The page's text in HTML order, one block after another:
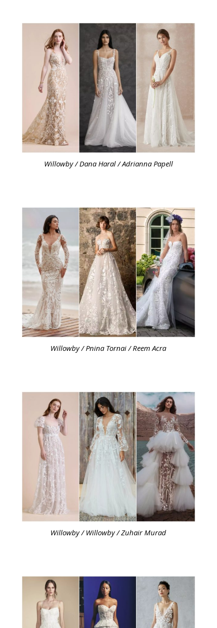
Willowby / Dana Haral / Adrianna Papell
Willowby / Pnina Tornai / Reem Acra
Willowby / Willowby / Zuhair Murad